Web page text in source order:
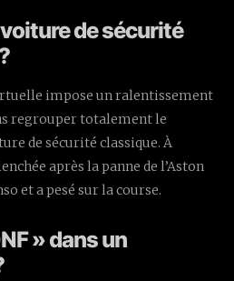
de sécurité
impose un ralentissement
regrouper totalement le
de sécurité classique. À
après la panne de l’Aston
et a pesé sur la course.
» dans un